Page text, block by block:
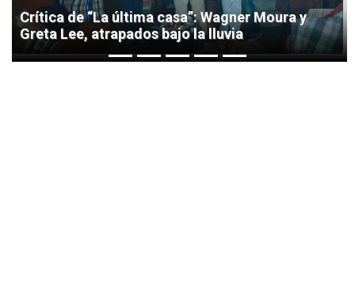
Crítica de “La última casa”: Wagner Moura y
Greta Lee, atrapados bajo la lluvia